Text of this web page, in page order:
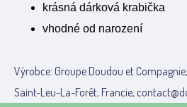
krásná dárková krabička
vhodné od narození
Výrobce: Groupe Doudou et
Saint-Leu-La-Forêt, Francie,